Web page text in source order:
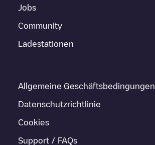
Jobs
Community
Ladestationen
Allgemeine Geschäftsbedingungen
Datenschutzrichtlinie
Cookies
Support / FAQs